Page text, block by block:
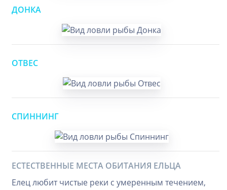
ДОНКА
ОТВЕС
СПИННИНГ
ЕСТЕСТВЕННЫЕ МЕСТА ОБИТАНИЯ ЕЛЬЦА
Елец любит чистые реки с умеренным течением,